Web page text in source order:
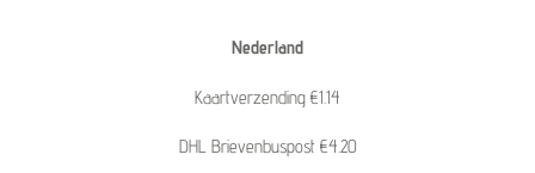
Nederland
Kaartverzending €1.14
DHL Brievenbuspost €4.20